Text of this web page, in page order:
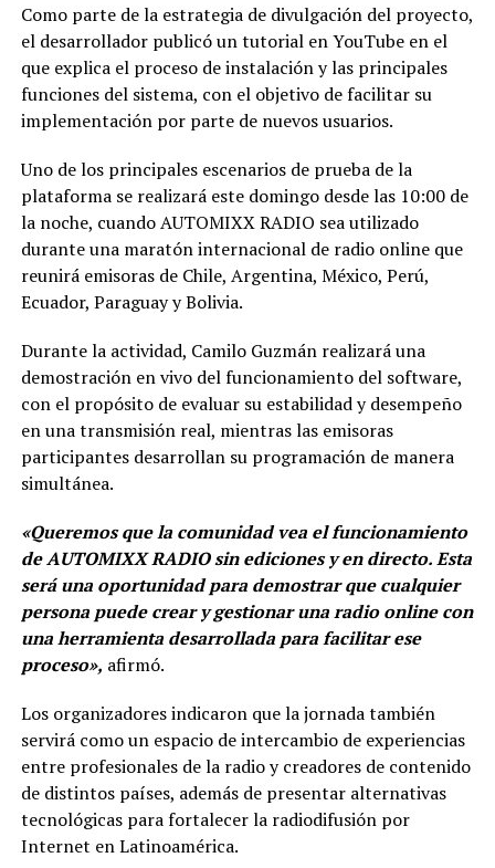
Como parte de la estrategia de divulgación del proyecto,
el desarrollador publicó un tutorial en YouTube en el
que explica el proceso de instalación y las principales
funciones del sistema, con el objetivo de facilitar su
implementación por parte de nuevos usuarios.
Uno de los principales escenarios de prueba de la
plataforma se realizará este domingo desde las 10:00 de
la noche, cuando AUTOMIXX RADIO sea utilizado
durante una maratón internacional de radio online que
reunirá emisoras de Chile, Argentina, México, Perú,
Ecuador, Paraguay y Bolivia.
Durante la actividad, Camilo Guzmán realizará una
demostración en vivo del funcionamiento del software,
con el propósito de evaluar su estabilidad y desempeño
en una transmisión real, mientras las emisoras
participantes desarrollan su programación de manera
simultánea.
«Queremos que la comunidad vea el funcionamiento
de AUTOMIXX RADIO sin ediciones y en directo. Esta
será una oportunidad para demostrar que cualquier
persona puede crear y gestionar una radio online con
una herramienta desarrollada para facilitar ese
proceso», afirmó.
Los organizadores indicaron que la jornada también
servirá como un espacio de intercambio de experiencias
entre profesionales de la radio y creadores de contenido
de distintos países, además de presentar alternativas
tecnológicas para fortalecer la radiodifusión por
Internet en Latinoamérica.